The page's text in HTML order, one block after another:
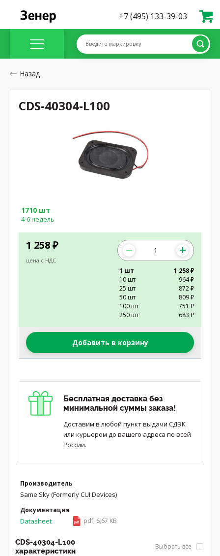
+7 (495) 133-39-03
Введите маркировку
Назад
1 258 ₽
цена с НДС
1710 шт
4-6 недель
1 шт
1 258 ₽
10 шт
964 ₽
25 шт
872 ₽
50 шт
809 ₽
100 шт
751 ₽
250 шт
683 ₽
Добавить в корзину
Бесплатная доставка без
минимальной суммы заказа!
Доставим в любой пункт выдачи СДЭК
или курьером до вашего адреса по всей
России.
Производитель
Same Sky (Formerly CUI Devices)
Документация
Datasheet pdf, 6,67 KB
CDS-40304-L100
характеристики
Выбрать все
CDS-40304-L100